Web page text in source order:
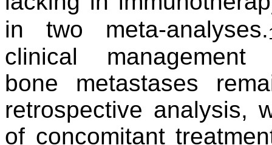
in two meta-analyses.
clinical
bone metastases
retrospective analysis,
of concomitant